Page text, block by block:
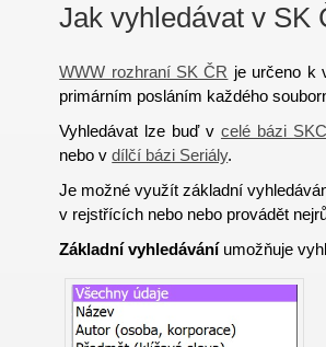
Jak vyhledávat v SK
WWW rozhraní SK ČR je určeno k
primárním posláním každého
Vyhledávat lze buď v celé bázi SKC
nebo vdílčí bázi Seriály.
Je možné využít základní
v rejstřících nebo nebo provádět
Základní vyhledávání umožňuje